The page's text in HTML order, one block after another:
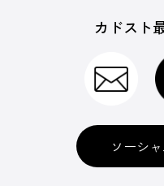
カドスト
ソーシ